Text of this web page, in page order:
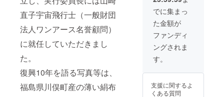
直子宇宙飛行士（一般財団
法人ワンアース名誉顧問）
に就任していただきまし
た。
復興10年を語る写真等は、
福島県川俣町産の薄い絹布
支援に注
力。各方面
に働きか
け、宇宙桜
を東日本大
震災の被災
うの桜」計
ります ・2021年
3月にYoutube、
被災自治体の
ホームページな
どから世界に発
信します ・リア
ル（集合）イベ
ントはございま
せん ・企業様は
参加できません
（別途、一般財
団法人ワンアー
でに集まっ
た金額が
ファンディ
ングされま
す。
支援に関するよ
くある質問